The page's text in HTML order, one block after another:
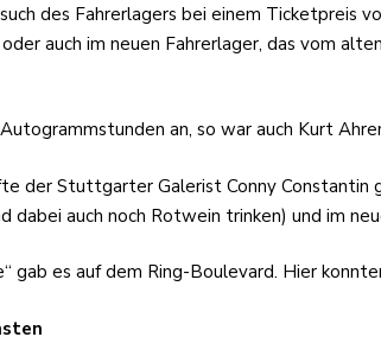
des Fahrerlagers bei einem Ticketpreis
auch im neuen Fahrerlager, das vom
an, so war auch Kurt
der Stuttgarter Galerist Conny Constantin
dabei auch noch Rotwein trinken) und im
gab es auf dem Ring-Boulevard. Hier